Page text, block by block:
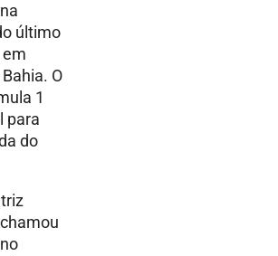
último
O
1
para
do